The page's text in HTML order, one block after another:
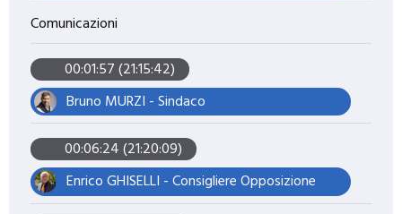
Comunicazioni
00:01:57 (21:15:42)
Bruno MURZI - Sindaco
00:06:24 (21:20:09)
Enrico GHISELLI - Consigliere Opposizione